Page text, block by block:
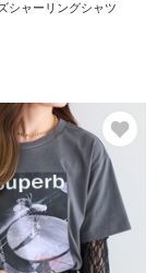
シャーリングシャツ